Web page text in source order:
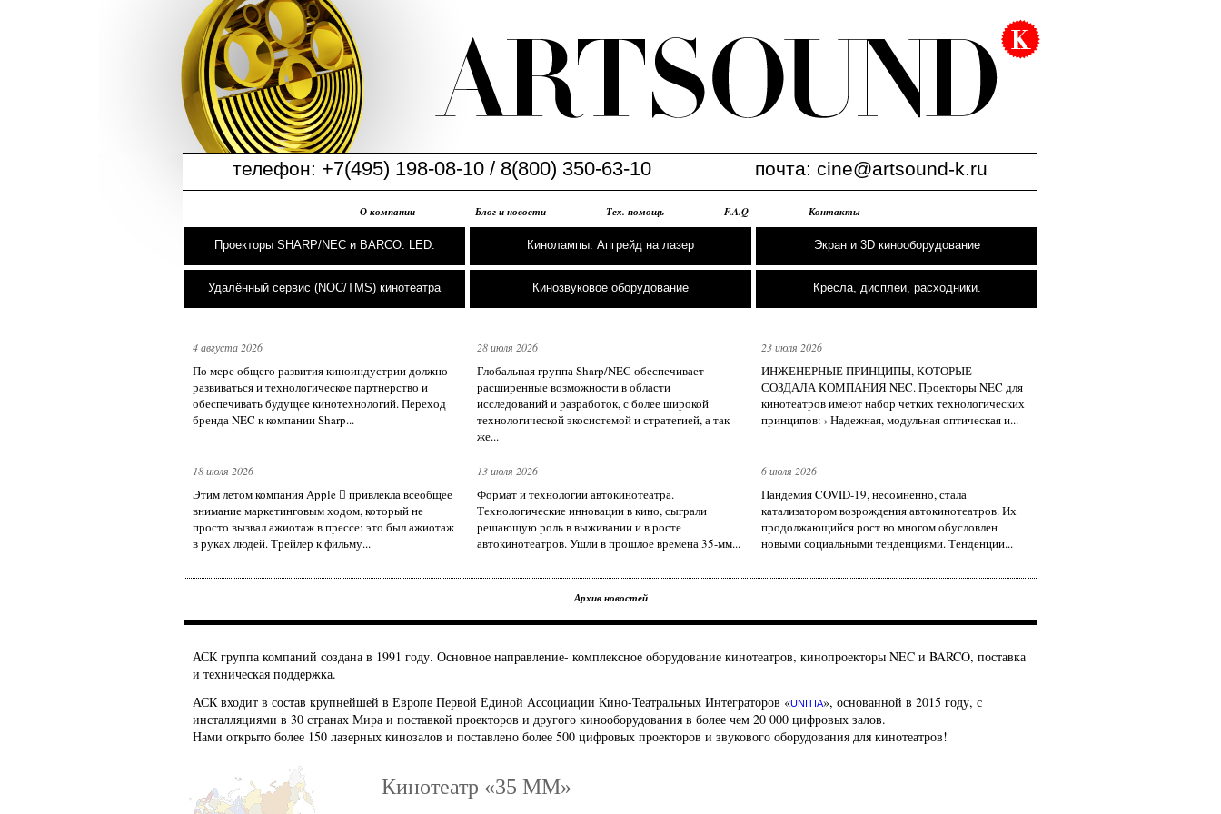
телефон: +7(495) 198-08-10 / 8(800) 350-63-10 почта: cine@artsound-k.ru
О компании Блог и новости Тех. помощь F.A.Q Контакты
Проекторы SHARP/NEC и BARCO. LED. Кинолампы. Апгрейд на лазер Экран и 3D кинооборудование
Удалённый сервис (NOC/TMS) кинотеатра Кинозвуковое оборудование Кресла, дисплеи, расходники.
4 августа 2026
По мере общего развития киноиндустрии должно
развиваться и технологическое партнерство и
обеспечивать будущее кинотехнологий. Переход
бренда NEC к компании Sharp...
28 июля 2026
Глобальная группа Sharp/NEC обеспечивает
расширенные возможности в области
исследований и разработок, с более широкой
технологической экосистемой и стратегией, а так
же...
23 июля 2026
ИНЖЕНЕРНЫЕ ПРИНЦИПЫ, КОТОРЫЕ
СОЗДАЛА КОМПАНИЯ NEC. Проекторы NEC для
кинотеатров имеют набор четких технологических
принципов: › Надежная, модульная оптическая и...
18 июля 2026
Этим летом компания Apple  привлекла всеобщее
внимание маркетинговым ходом, который не
просто вызвал ажиотаж в прессе: это был ажиотаж
в руках людей. Трейлер к фильму...
13 июля 2026
Формат и технологии автокинотеатра.
Технологические инновации в кино, сыграли
решающую роль в выживании и в росте
автокинотеатров. Ушли в прошлое времена 35-мм...
6 июля 2026
Пандемия COVID-19, несомненно, стала
катализатором возрождения автокинотеатров. Их
продолжающийся рост во многом обусловлен
новыми социальными тенденциями. Тенденции...
Архив новостей
АСК группа компаний создана в 1991 году. Основное направление- комплексное оборудование кинотеатров, кинопроекторы NEC и BARCO, поставка
и техническая поддержка.
АСК входит в состав крупнейшей в Европе Первой Единой Ассоциации Кино-Театральных Интеграторов «UNITIA», основанной в 2015 году, с
инсталляциями в 30 странах Мира и поставкой проекторов и другого кинооборудования в более чем 20 000 цифровых залов.
Нами открыто более 150 лазерных кинозалов и поставлено более 500 цифровых проекторов и звукового оборудования для кинотеатров!
Кинотеатр «35 ММ»